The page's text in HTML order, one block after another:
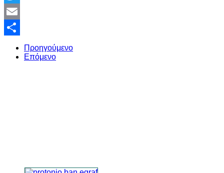
Twitter
Email
Share
Προηγούμενο
Επόμενο